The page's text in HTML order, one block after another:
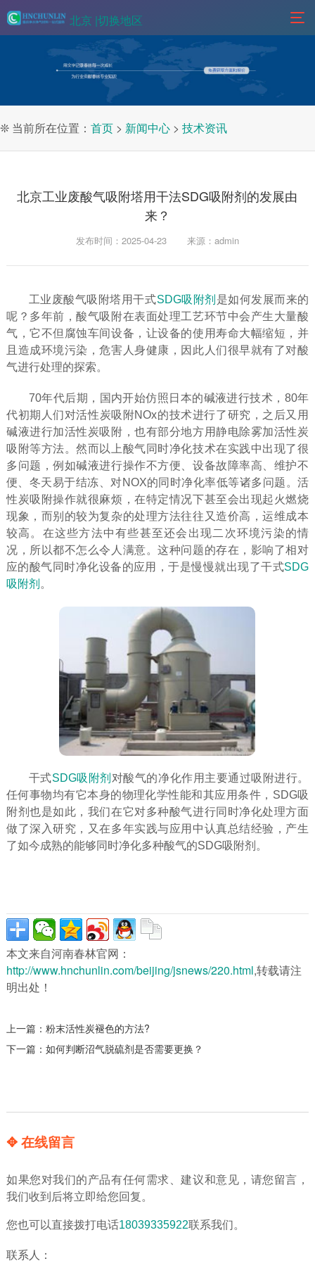
北京 |切换地区
❊ 当前所在位置： 首页 > 新闻中心 > 技术资讯
北京工业废酸气吸附塔用干法SDG吸附剂的发展由
来？
发布时间：2025-04-23 来源：admin
工业废酸气吸附塔用干式SDG吸附剂 是如何发展而来的
呢？多年前，酸气吸附在表面处理工艺环节中会产生大量酸
气，它不但腐蚀车间设备，让设备的使用寿命大幅缩短，并
且造成环境污染，危害人身健康，因此人们很早就有了对酸
气进行处理的探索。
70年代后期，国内开始仿照日本的碱液进行技术，80年
代初期人们对活性炭吸附NOx的技术进行了研究，之后又用
碱液进行加活性炭吸附，也有部分地方用静电除雾加活性炭
吸附等方法。然而以上酸气同时净化技术在实践中出现了很
多问题，例如碱液进行操作不方便、设备故障率高、维护不
便、冬天易于结冻、对NOX的同时净化率低等诸多问题。活
性炭吸附操作就很麻烦，在特定情况下甚至会出现起火燃烧
现象，而别的较为复杂的处理方法往往又造价高，运维成本
较高。在这些方法中有些甚至还会出现二次环境污染的情
况，所以都不怎么令人满意。这种问题的存在，影响了相对
应的酸气同时净化设备的应用，于是慢慢就出现了干式SDG
吸附剂 。
干式SDG吸附剂 对酸气的净化作用主要通过吸附进行。
任何事物均有它本身的物理化学性能和其应用条件，SDG吸
附剂也是如此，我们在它对多种酸气进行同时净化处理方面
做了深入研究，又在多年实践与应用中认真总结经验，产生
了如今成熟的能够同时净化多种酸气的SDG吸附剂。
本文来自河南春林官网：
http://www.hnchunlin.com/beijing/jsnews/220.html,转载请注
明出处！
上一篇： 粉末活性炭褪色的方法?
下一篇： 如何判断沼气脱硫剂是否需要更换？
✥ 在线留言
如果您对我们的产品有任何需求、建议和意见，请您留言，
我们收到后将立即给您回复。
您也可以直接拨打电话18039335922联系我们。
联系人：